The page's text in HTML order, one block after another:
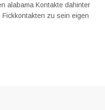
alabama Kontakte dahinter
zu sein eigen